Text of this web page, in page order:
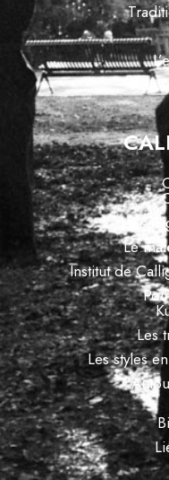
La
Le
Institut de
Les
Les styles